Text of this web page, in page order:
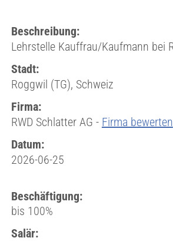
Beschreibung:
Lehrstelle Kauffrau/Kaufmann bei
Stadt:
Roggwil (TG), Schweiz
Firma:
RWD Schlatter AG - Firma bewerten
Datum:
2026-06-25
Beschäftigung:
bis 100%
Salär: